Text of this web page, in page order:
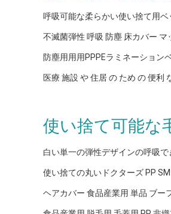
呼吸可能な柔らかい使い捨て用
不滅菌弾性 呼吸 防塵 床カバー マ
防塵用用用PPPEラミネーション
医療 施設 や 住居 の ため の 便利
使い捨て可能な
白い単一の弾性デザインの呼吸
使い捨ての丸いドクターズ PP
ヘアカバー 食品産業用 単品 ブー